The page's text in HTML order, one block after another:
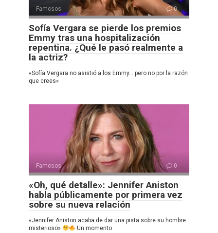
Famosos 0
Sofía Vergara se pierde los premios
Emmy tras una hospitalización
repentina. ¿Qué le pasó realmente a
la actriz?
«Sofía Vergara no asistió a los Emmy… pero no por la razón
que crees»
Famosos 0
«Oh, qué detalle»: Jennifer Aniston
habla públicamente por primera vez
sobre su nueva relación
«Jennifer Aniston acaba de dar una pista sobre su hombre
misterioso»
Un momento